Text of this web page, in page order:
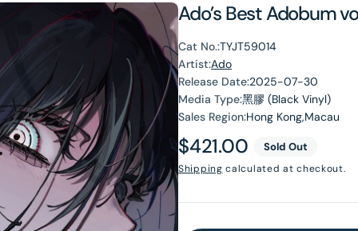
Ado’s Best Adobum
Cat No.:TYJT59014
Artist:Ado
Release Date:2025-07-30
Media Type:黑膠 (Black Vinyl)
Sales Region:Hong Kong,Macau
Regular
price
$421.00 Sold Out
Shipping calculated at checkout.